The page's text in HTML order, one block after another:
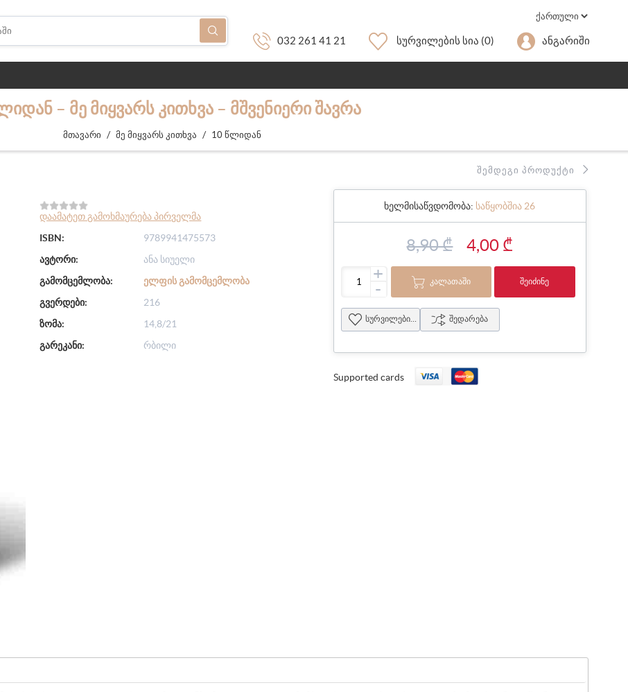
032 261 41 21 Სურვილების Სია (0) Ანგარიში
– ᲛᲔ ᲛᲘᲧᲕᲐᲠᲡ ᲙᲘᲗᲮᲕᲐ – ᲛᲨᲕᲔᲜᲘᲔᲠᲘ ᲨᲐᲕᲠᲐ
მთავარი / მე მიყვარს კითხვა / 10 წლიდან
ᲨᲔᲛᲓᲔᲒᲘ ᲞᲠᲝᲓᲣᲥᲢᲘ
დაამატეთ გამოხმაურება პირველმა
ISBN:
9789941475573
ავტორი:
ანა სიუელი
გამომცემლობა:
ᲔᲚᲤᲘᲡ ᲒᲐᲛᲝᲛᲪᲔᲛᲚᲝᲑᲐ
გვერდები:
216
ზომა:
14,8/21
გარეკანი:
რბილი
ხელმისაწვდომობა: საწყობშია 26
8,90 ₾ 4,00 ₾
+
- ᲙᲐᲚᲐᲗᲐᲨᲘ ᲨᲔᲘᲫᲘᲜᲔ
სურვილების სია შედარება
Supported cards